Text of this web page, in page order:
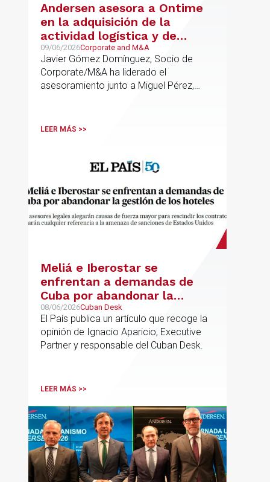
Andersen asesora a Ontime
en la adquisición de la
actividad logística y de
transporte de Campillo
Palmera
09/06/2026Corporate and M&A
Javier Gómez Domínguez, Socio de
Corporate/M&A ha liderado el
asesoramiento junto a Miguel Pérez,
LEER MÁS >>
Meliá e Iberostar se
enfrentan a demandas de
Cuba por abandonar la
gestión de los hoteles
08/06/2026Cuban Desk
El País publica un artículo que recoge la
opinión de Ignacio Aparicio, Executive
Partner y responsable del Cuban Desk.
LEER MÁS >>